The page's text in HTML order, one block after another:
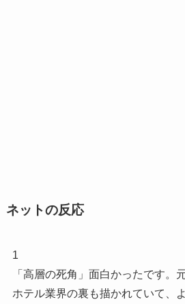
ネットの反応
1
「高層の死角」面白かったです。
ホテル業界の裏も描かれていて、